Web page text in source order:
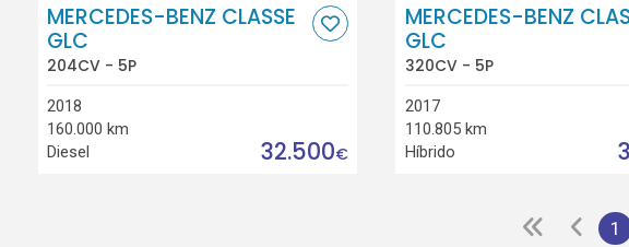
MERCEDES-BENZ CLASSE
GLC
204CV - 5P
2018
160.000 km
Diesel
32.500€
MERCEDES-BENZ
GLC
320CV - 5P
2017
110.805 km
Híbrido
1